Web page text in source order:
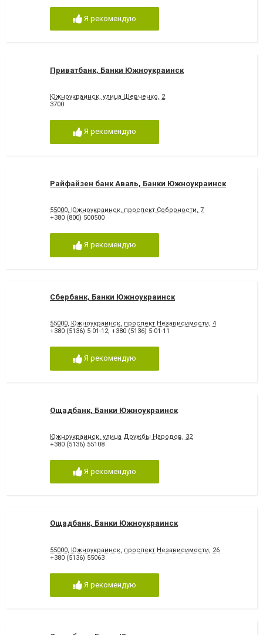
Я рекомендую
Приватбанк, Банки Южноукраинск
Южноукраинск, улица Шевченко, 2
3700
Я рекомендую
Райфайзен банк Аваль, Банки Южноукраинск
55000, Южноукраинск, проспект Соборности, 7
+380 (800) 500500
Я рекомендую
Сбербанк, Банки Южноукраинск
55000, Южноукраинск, проспект Независимости, 4
+380 (5136) 5-01-12, +380 (5136) 5-01-11
Я рекомендую
Ощадбанк, Банки Южноукраинск
Южноукраинск, улица Дружбы Народов, 32
+380 (5136) 55108
Я рекомендую
Ощадбанк, Банки Южноукраинск
55000, Южноукраинск, проспект Независимости, 26
+380 (5136) 55063
Я рекомендую